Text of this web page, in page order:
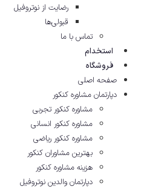
رضایت از نوتروفیل
قبولی‌ها
تماس با ما
استخدام
فروشگاه
صفحه اصلی
دپارتمان مشاوره کنکور
مشاوره کنکور تجربی
مشاوره کنکور انسانی
مشاوره کنکور ریاضی
بهترین مشاوران کنکور
هزینه مشاوره کنکور
دپارتمان والدین نوتروفیل